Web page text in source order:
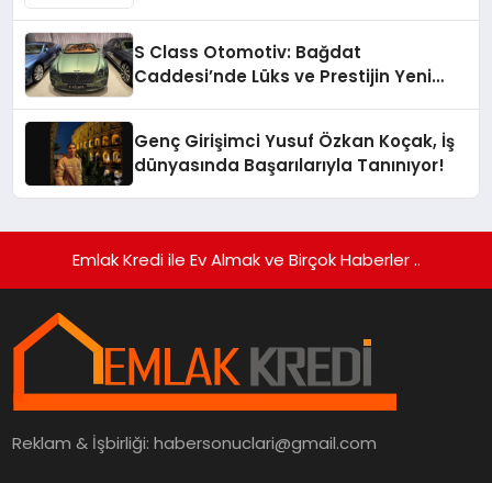
S Class Otomotiv: Bağdat
Caddesi’nde Lüks ve Prestijin Yeni
Genç Girişimci Yusuf Özkan Koçak, İş
dünyasında Başarılarıyla Tanınıyor!
Emlak Kredi ile Ev Almak ve Birçok Haberler ..
Reklam & İşbirliği:habersonuclari@gmail.com